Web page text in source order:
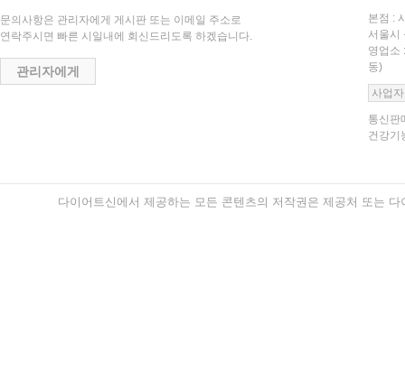
문의사항은 관리자에게 게시판 또는 이메일 주소로
연락주시면 빠른 시일내에 회신드리도록 하겠습니다.
관리자에게
본점 :
서울시
영업소
동)
사업
통신판
건강기
다이어트신에서 제공하는 모든 콘텐츠의 저작권은 제공처 또는